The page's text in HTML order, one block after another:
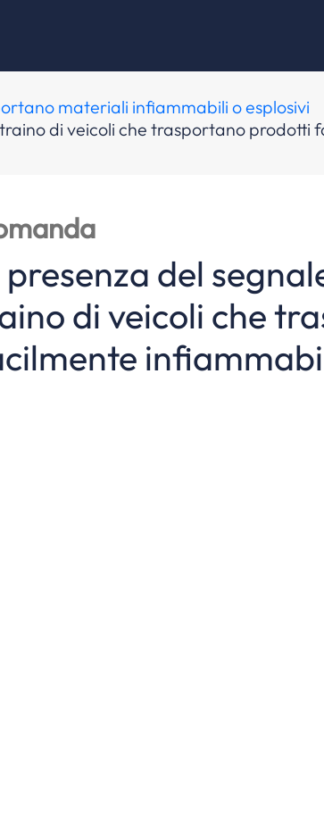
materiali infiammabili o esplosivi
di veicoli che trasportano prodotti
presenza del
di veicoli che